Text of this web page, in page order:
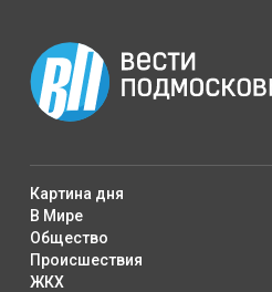
Картина дня
В Мире
Общество
Происшествия
ЖКХ